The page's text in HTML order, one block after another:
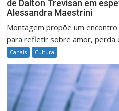
de Dalton Trevisan em
Alessandra Maestrini
Montagem propõe um
para refletir sobre amor, perda
Canais Cultura